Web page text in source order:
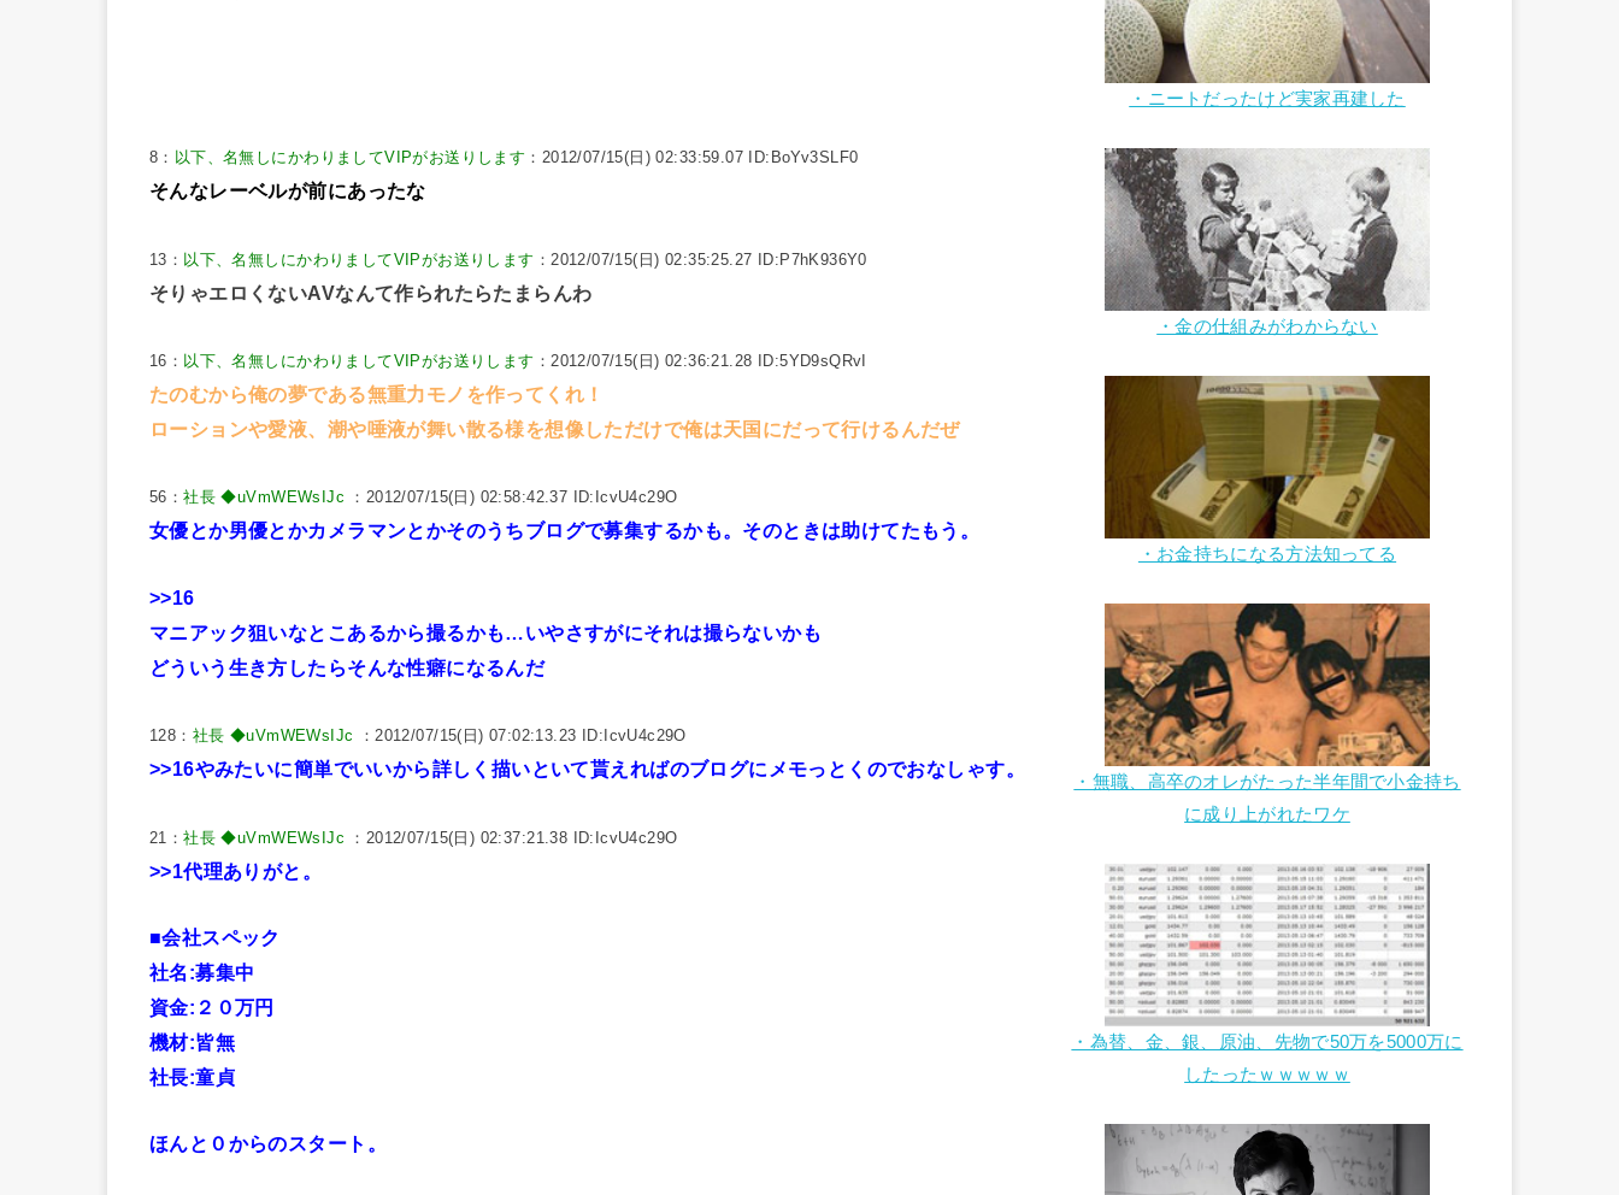
8： 以下、名無しにかわりましてVIPがお送りします ：2012/07/15(日) 02:33:59.07 ID:BoYv3SLF0
そんなレーベルが前にあったな
13： 以下、名無しにかわりましてVIPがお送りします ：2012/07/15(日) 02:35:25.27 ID:P7hK936Y0
そりゃエロくないAVなんて作られたらたまらんわ
16： 以下、名無しにかわりましてVIPがお送りします ：2012/07/15(日) 02:36:21.28 ID:5YD9sQRvI
たのむから俺の夢である無重力モノを作ってくれ！
ローションや愛液、潮や唾液が舞い散る様を想像しただけで俺は天国にだって行けるんだぜ
56：社長 ◆uVmWEWsIJc ：2012/07/15(日) 02:58:42.37 ID:IcvU4c29O
女優とか男優とかカメラマンとかそのうちブログで募集するかも。そのときは助けてたもう。
>>16
マニアック狙いなとこあるから撮るかも…いやさすがにそれは撮らないかも
どういう生き方したらそんな性癖になるんだ
128： 社長 ◆uVmWEWsIJc ：2012/07/15(日) 07:02:13.23 ID:IcvU4c29O
>>16やみたいに簡単でいいから詳しく描いといて貰えればのブログにメモっとくのでおなしゃす。
21：社長 ◆uVmWEWsIJc ：2012/07/15(日) 02:37:21.38 ID:IcvU4c29O
>>1代理ありがと。
■会社スペック
社名:募集中
資金:２０万円
機材:皆無
社長:童貞
ほんと０からのスタート。
・ニートだったけど実家再建した
・金の仕組みがわからない
・お金持ちになる方法知ってる
・無職、高卒のオレがたった半年間で小金持ち
に成り上がれたワケ
・為替、金、銀、原油、先物で50万を5000万に
したったｗｗｗｗｗ